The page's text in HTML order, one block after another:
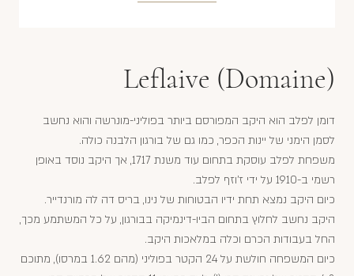
Leflaive (Domaine)
דומן לפלב הוא היקב המפורסם ביותר בפוליני-מונרשה והוא נחשב
לסמן הימני של יינות הכפר, כמו גם של בורגון הלבנה כולה.
משפחת לפלב עוסקת בתחום עוד משנת 1717, אך היקב נוסד באופן
רשמי ב-1910 על ידי ז'וזף לפלב.
כיום היקב נמצא תחת ידיו הבטוחות של נינו, בריס דה לה מורנדייר.
היקב נחשב לחלוץ בתחום הביו-דינמיקה בבורגון, על כל המשתמע מכך,
החל בעבודות הכרם וכלה במלאכות היקב.
כיום המשפחה חולשת על 24 הקטר בפוליני (מהם 1.62 במרסו), מתוכם